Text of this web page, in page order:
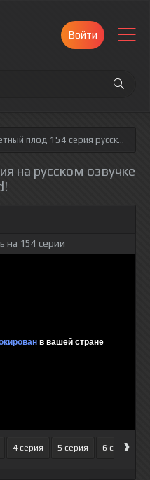
Войти
плод 154 серия русская озвучка полностью смотреть онлайн!
на русском озвучке
на 154 серии
4 серия 5 серия 6 серия
›